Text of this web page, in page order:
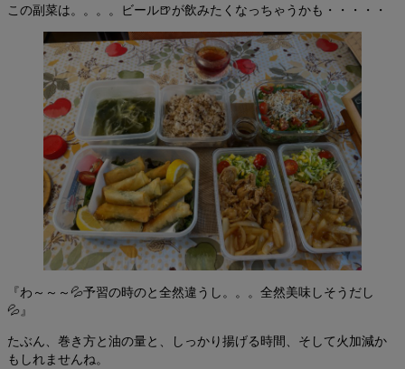
この副菜は。。。。ビール🍺が飲みたくなっちゃうかも・・・・・
『わ～～～💦予習の時のと全然違うし。。。全然美味しそうだし
💦』
たぶん、巻き方と油の量と、しっかり揚げる時間、そして火加減か
もしれませんね。